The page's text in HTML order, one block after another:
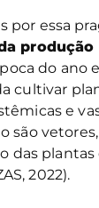
por essa
produção
do ano
cultivar
e
são
das
2022).